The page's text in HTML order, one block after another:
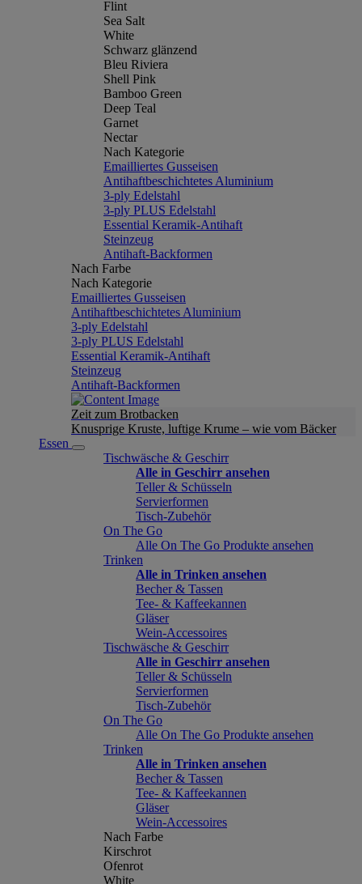
Flint
Sea Salt
White
Schwarz glänzend
Bleu Riviera
Shell Pink
Bamboo Green
Deep Teal
Garnet
Nectar
Nach Kategorie
Emailliertes Gusseisen
Antihaftbeschichtetes Aluminium
3-ply Edelstahl
3-ply PLUS Edelstahl
Essential Keramik-Antihaft
Steinzeug
Antihaft-Backformen
Nach Farbe
Nach Kategorie
Emailliertes Gusseisen
Antihaftbeschichtetes Aluminium
3-ply Edelstahl
3-ply PLUS Edelstahl
Essential Keramik-Antihaft
Steinzeug
Antihaft-Backformen
Zeit zum Brotbacken
Knusprige Kruste, luftige Krume – wie vom Bäcker
Essen
Tischwäsche & Geschirr
Alle in Geschirr ansehen
Teller & Schüsseln
Servierformen
Tisch-Zubehör
On The Go
Alle On The Go Produkte ansehen
Trinken
Alle in Trinken ansehen
Becher & Tassen
Tee- & Kaffeekannen
Gläser
Wein-Accessoires
Tischwäsche & Geschirr
Alle in Geschirr ansehen
Teller & Schüsseln
Servierformen
Tisch-Zubehör
On The Go
Alle On The Go Produkte ansehen
Trinken
Alle in Trinken ansehen
Becher & Tassen
Tee- & Kaffeekannen
Gläser
Wein-Accessoires
Nach Farbe
Kirschrot
Ofenrot
White